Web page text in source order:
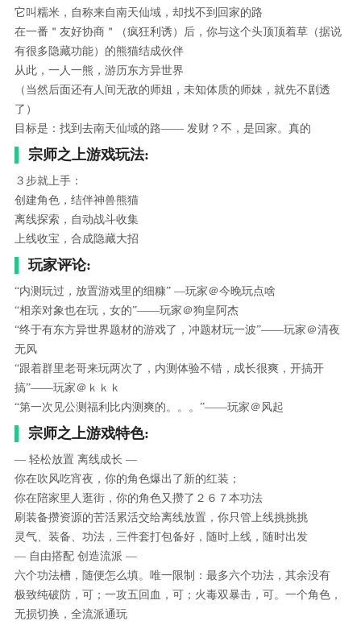
它叫糯米，自称来自南天仙域，却找不到回家的路
在一番＂友好协商＂（疯狂利诱）后，你与这个头顶顶着草（据说
有很多隐藏功能）的熊猫结成伙伴
从此，一人一熊，游历东方异世界
（当然后面还有人间无敌的师姐，未知体质的师妹，就先不剧透
了）
目标是：找到去南天仙域的路—— 发财？不，是回家。真的
宗师之上游戏玩法:
３步就上手：
创建角色，结伴神兽熊猫
离线探索，自动战斗收集
上线收宝，合成隐藏大招
玩家评论:
“内测玩过，放置游戏里的细糠” —玩家＠今晚玩点啥
“相亲对象也在玩，女的”——玩家＠狗皇阿杰
“终于有东方异世界题材的游戏了，冲题材玩一波”——玩家＠清夜
无风
“跟着群里老哥来玩两次了，内测体验不错，成长很爽，开搞开
搞”——玩家＠ｋｋｋ
“第一次见公测福利比内测爽的。。。”——玩家＠风起
宗师之上游戏特色:
— 轻松放置 离线成长 —
你在吹风吃宵夜，你的角色爆出了新的红装；
你在陪家里人逛街，你的角色又攒了２６７本功法
刷装备攒资源的苦活累活交给离线放置，你只管上线挑挑挑
灵气、装备、功法，三件套打包备好，随时上线，随时出发
— 自由搭配 创造流派 —
六个功法槽，随便怎么填。唯一限制：最多六个功法，其余没有
极致纯破防，可；一攻五回血，可；火毒双暴击，可。一个角色，
无损切换，全流派通玩